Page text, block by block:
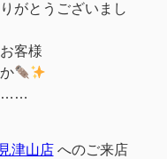
がとうございまし
客様
……
津山店へのご来店